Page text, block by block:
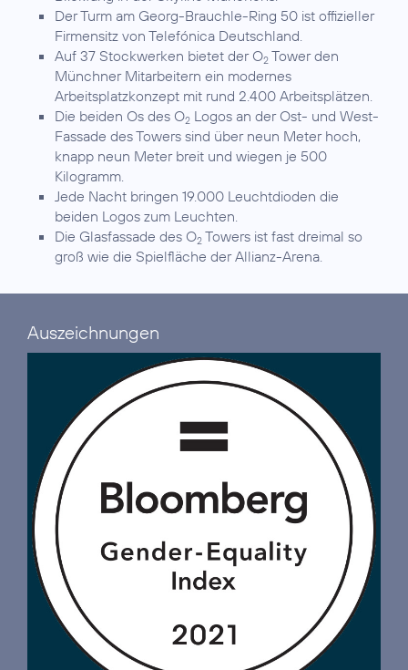
Der Turm am Georg-Brauchle-Ring 50 ist offizieller
Firmensitz von Telefónica Deutschland.
Auf 37 Stockwerken bietet der O2 Tower den
Münchner Mitarbeitern ein modernes
Arbeitsplatzkonzept mit rund 2.400 Arbeitsplätzen.
Die beiden Os des O2 Logos an der Ost- und West-
Fassade des Towers sind über neun Meter hoch,
knapp neun Meter breit und wiegen je 500
Kilogramm.
Jede Nacht bringen 19.000 Leuchtdioden die
beiden Logos zum Leuchten.
Die Glasfassade des O2 Towers ist fast dreimal so
groß wie die Spielfläche der Allianz-Arena.
Auszeichnungen